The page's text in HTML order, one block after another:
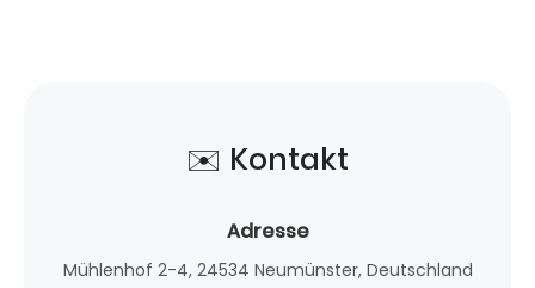
✉️ Kontakt
Adresse
Mühlenhof 2-4, 24534 Neumünster, Deutschland